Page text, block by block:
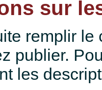
sur
remplir
publier.
les